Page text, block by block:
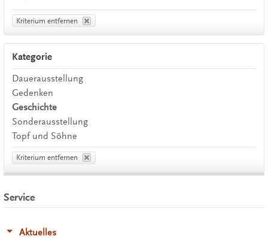
Kriterium entfernen
Kategorie
Dauerausstellung
Gedenken
Geschichte
Sonderausstellung
Topf und Söhne
Kriterium entfernen
Service
Aktuelles